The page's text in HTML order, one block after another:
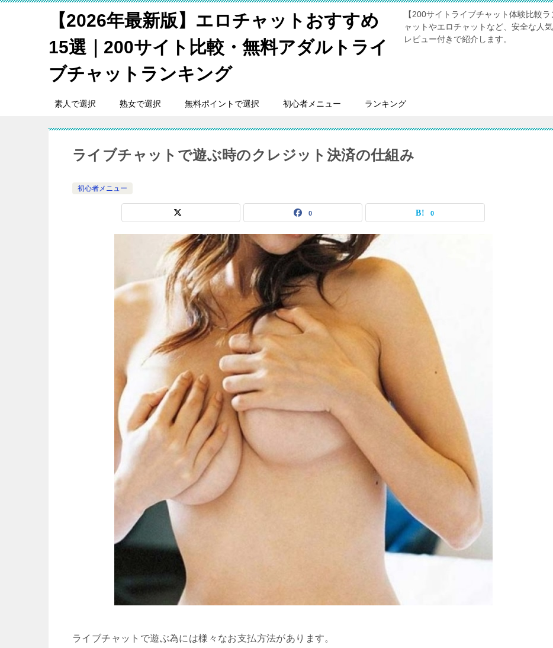
【2026年最新版】エロチャットおすすめ
15選｜200サイト比較・無料アダルトライ
ブチャットランキング
【200サイトライブチャット体験比較
ャットやエロチャットなど、安全な人
レビュー付きで紹介します。
素人で選択 熟女で選択 無料ポイントで選択 初心者メニュー ランキング
ライブチャットで遊ぶ時のクレジット決済の仕組み
初心者メニュー
0 0
ライブチャットで遊ぶ為には様々なお支払方法があります。